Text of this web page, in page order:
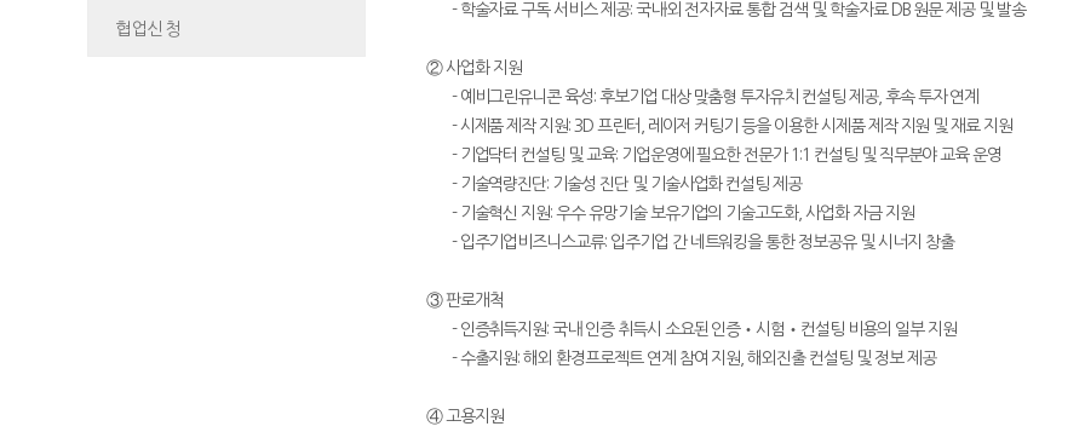
협업신청
- 학술자료 구독 서비스 제공: 국내·외 전자자료 통합 검색 및 학술자료 DB 원문 제공 및 발송
② 사업화 지원
- 예비그린유니콘 육성: 후보기업 대상 맞춤형 투자유치 컨설팅 제공, 후속 투자 연계
- 시제품 제작 지원: 3D 프린터, 레이저 커팅기 등을 이용한 시제품 제작 지원 및 재료 지원
- 기업닥터 컨설팅 및 교육: 기업운영에 필요한 전문가 1:1 컨설팅 및 직무분야 교육 운영
- 기술역량진단: 기술성 진단 및 기술사업화 컨설팅 제공
- 기술혁신 지원: 우수 유망기술 보유기업의 기술고도화, 사업화 자금 지원
- 입주기업비즈니스교류: 입주기업 간 네트워킹을 통한 정보공유 및 시너지 창출
③ 판로개척
- 인증취득지원: 국내 인증 취득시 소요된 인증‧시험‧컨설팅 비용의 일부 지원
- 수출지원: 해외 환경프로젝트 연계 참여 지원, 해외진출 컨설팅 및 정보 제공
④ 고용지원